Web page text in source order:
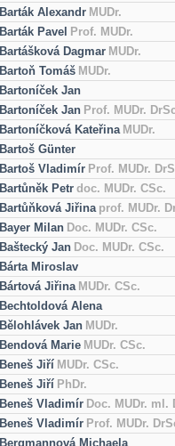
Barták Alexandr MUDr.
Barták Pavel
Prof. MUDr.
Bartášková Dagmar MUDr.
Bartoň Tomáš MUDr.
Bartoníček Jan
Bartoníček Jan Prof. MUDr.
Bartoníčková Kateřina MUDr.
Bartoš Günter
Bartoš Vladimír Prof. MUDr.
Bartůněk Petr doc. MUDr. CSc.
Bartůňková Jiřina prof. MUDr.
Bayer Milan Doc. MUDr. CSc.
Baštecký Jan Doc. MUDr. CSc.
Bárta Miroslav
Bártová Jiřina MUDr. CSc.
Bechtoldová Alena
Bělohlávek Jan MUDr.
Bendová Marie MUDr. CSc.
Beneš Jiří MUDr. CSc.
Beneš Jiří PhDr.
Beneš Vladimír Doc. MUDr. ml.
Beneš Vladimír Prof. MUDr.
Bergmannová Michaela